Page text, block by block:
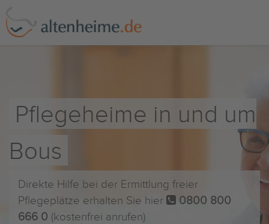
Pflegeheime in und um
Bous
Direkte Hilfe bei der Ermittlung freier
Pflegeplätze erhalten Sie hier
0800 800
666 0 (kostenfrei anrufen)